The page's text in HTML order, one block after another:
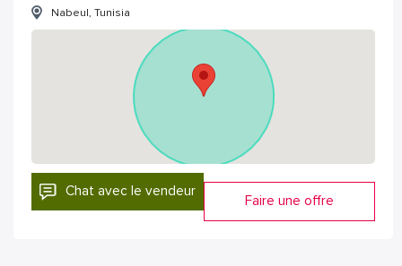
Nabeul, Tunisia
Chat avec le vendeur
Faire une offre